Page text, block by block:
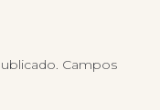
Campos